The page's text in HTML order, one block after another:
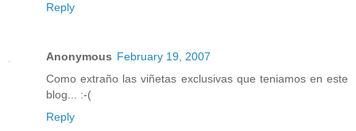
Reply
Anonymous February 19, 2007
Como extraño las viñetas exclusivas que teniamos en este
blog... :-(
Reply